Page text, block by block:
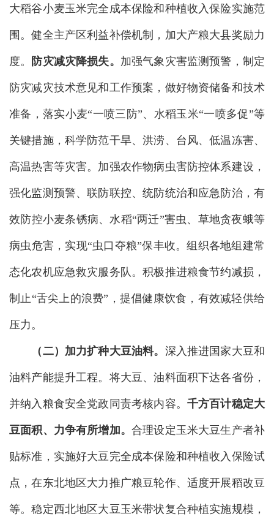
大稻谷小麦玉米完全成本保险和种植收入保险实施范
围。健全主产区利益补偿机制，加大产粮大县奖励力
度。 防灾减灾降损失。 加强气象灾害监测预警，制定
防灾减灾技术意见和工作预案，做好物资储备和技术
准备，落实小麦“一喷三防”、水稻玉米“一喷多促”等
关键措施，科学防范干旱、洪涝、台风、低温冻害、
高温热害等灾害。加强农作物病虫害防控体系建设，
强化监测预警、联防联控、统防统治和应急防治，有
效防控小麦条锈病、水稻“两迁”害虫、草地贪夜蛾等
病虫危害，实现“虫口夺粮”保丰收。组织各地组建常
态化农机应急救灾服务队。积极推进粮食节约减损，
制止“舌尖上的浪费”，提倡健康饮食，有效减轻供给
压力。
（二）加力扩种大豆油料。 深入推进国家大豆和
油料产能提升工程。将大豆、油料面积下达各省份，
并纳入粮食安全党政同责考核内容。 千方百计稳定大
豆面积、力争有所增加。 合理设定玉米大豆生产者补
贴标准，实施好大豆完全成本保险和种植收入保险试
点，在东北地区大力推广粮豆轮作、适度开展稻改豆
等。稳定西北地区大豆玉米带状复合种植实施规模，